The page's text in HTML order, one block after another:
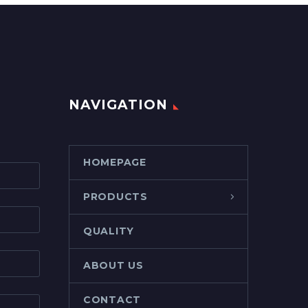
NAVIGATION
HOMEPAGE
PRODUCTS
QUALITY
ABOUT US
CONTACT